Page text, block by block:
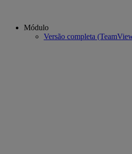
Módulo
Versão completa